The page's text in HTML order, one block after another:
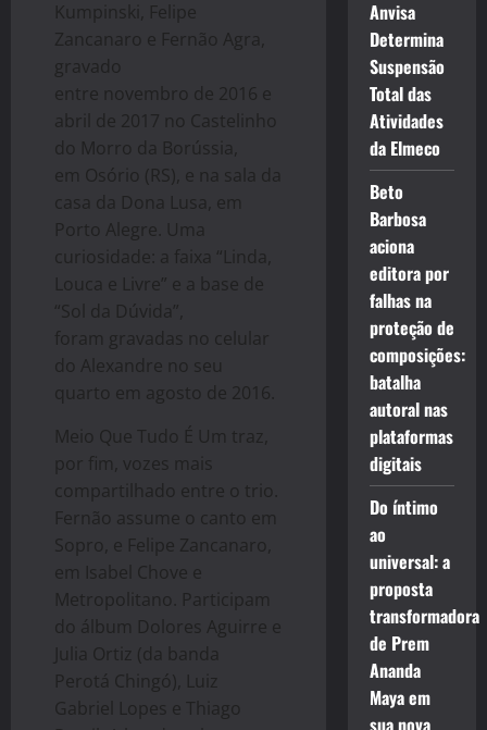
Kumpinski, Felipe
Zancanaro e Fernão Agra,
gravado
entre novembro de 2016 e
abril de 2017 no Castelinho
do Morro da Borússia,
em Osório (RS), e na sala da
casa da Dona Lusa, em
Porto Alegre. Uma
curiosidade: a faixa “Linda,
Louca e Livre” e a base de
“Sol da Dúvida”,
foram gravadas no celular
do Alexandre no seu
quarto em agosto de 2016.
Meio Que Tudo É Um traz,
por fim, vozes mais
compartilhado entre o trio.
Fernão assume o canto em
Sopro, e Felipe Zancanaro,
em Isabel Chove e
Metropolitano. Participam
do álbum Dolores Aguirre e
Julia Ortiz (da banda
Perotá Chingó), Luiz
Gabriel Lopes e Thiago
Anvisa
Determina
Suspensão
Total das
Atividades
da Elmeco
Beto
Barbosa
aciona
editora por
falhas na
proteção de
composições:
batalha
autoral nas
plataformas
digitais
Do íntimo
ao
universal: a
proposta
transformadora
de Prem
Ananda
Maya em